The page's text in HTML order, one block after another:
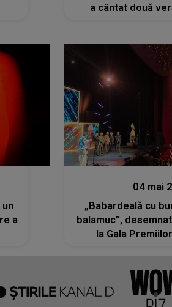
a cântat două
a
Stiri
04 mai
„Babardeală cu
balamuc”,
la Gala